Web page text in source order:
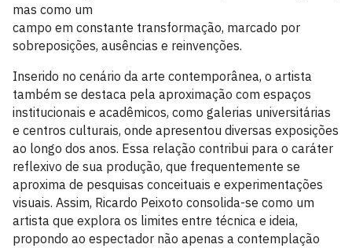
mas como um
campo em constante transformação, marcado por
sobreposições, ausências e reinvenções.
Inserido no cenário da arte contemporânea, o artista
também se destaca pela aproximação com espaços
institucionais e acadêmicos, como galerias universitárias
e centros culturais, onde apresentou diversas exposições
ao longo dos anos. Essa relação contribui para o caráter
reflexivo de sua produção, que frequentemente se
aproxima de pesquisas conceituais e experimentações
visuais. Assim, Ricardo Peixoto consolida-se como um
artista que explora os limites entre técnica e ideia,
propondo ao espectador não apenas a contemplação